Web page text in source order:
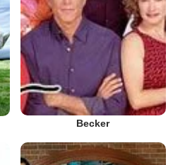
Becker